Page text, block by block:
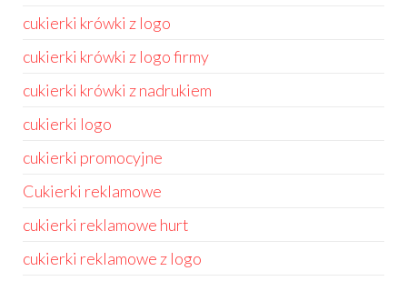
cukierki krówki z logo
cukierki krówki z logo firmy
cukierki krówki z nadrukiem
cukierki logo
cukierki promocyjne
Cukierki reklamowe
cukierki reklamowe hurt
cukierki reklamowe z logo